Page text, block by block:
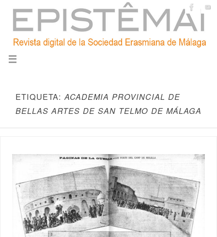
ETIQUETA:ACADEMIA PROVINCIAL DE
BELLAS ARTES DE SAN TELMO DE MÁLAGA